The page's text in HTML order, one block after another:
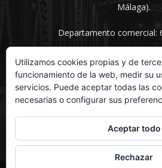
Málaga).
Departamento comercial:
SÍGUENOS
Utilizamos cookies propias y de
funcionamiento de la web, medir su
servicios. Puede aceptar todas las
necesarias o configurar sus
Aceptar todo
Rechazar